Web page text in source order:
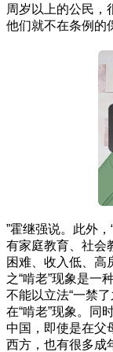
周岁以上的公民，
他们就不在条例的
”霍继强说。此外
有家庭教育、社会
困难、收入低、高
之“啃老”现象是一
不能以立法“一禁
在“啃老”现象。同
中国，即使是在父
西方，也有很多成